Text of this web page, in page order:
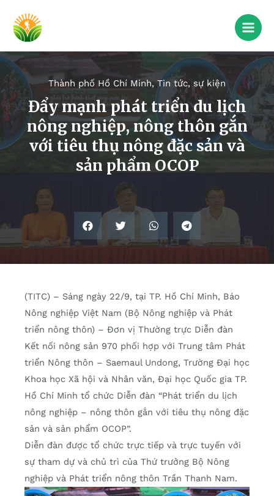
Thành phố Hồ Chí Minh,Tin tức, sự kiện
Đẩy mạnh phát triển du lịch
nông nghiệp, nông thôn gắn
với tiêu thụ nông đặc sản và
sản phẩm OCOP
(TITC) – Sáng ngày 22/9, tại TP. Hồ Chí Minh, Báo
Nông nghiệp Việt Nam (Bộ Nông nghiệp và Phát
triển nông thôn) – Đơn vị Thường trực Diễn đàn
Kết nối nông sản 970 phối hợp với Trung tâm Phát
triển Nông thôn – Saemaul Undong, Trường Đại học
Khoa học Xã hội và Nhân văn, Đại học Quốc gia TP.
Hồ Chí Minh tổ chức Diễn đàn “Phát triển du lịch
nông nghiệp – nông thôn gắn với tiêu thụ nông đặc
sản và sản phẩm OCOP”.
Diễn đàn được tổ chức trực tiếp và trực tuyến với
sự tham dự và chủ trì của Thứ trưởng Bộ Nông
nghiệp và Phát triển nông thôn Trần Thanh Nam.